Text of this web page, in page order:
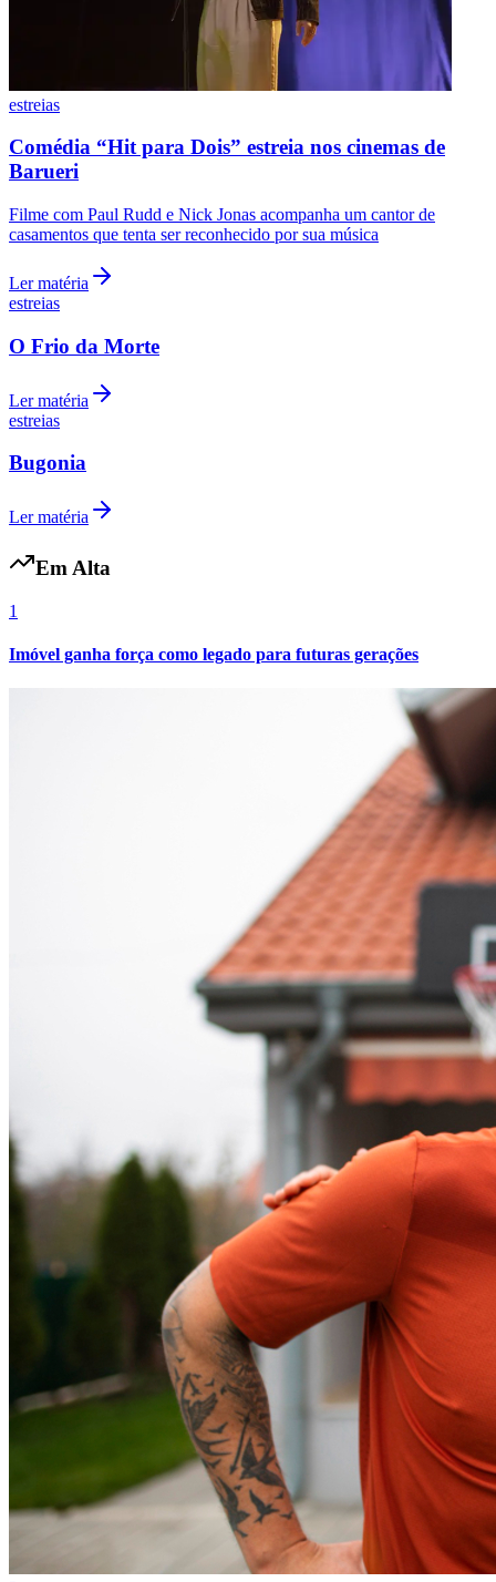
Corinthians
estreias
Comédia “Hit para Dois” estreia nos cinemas de
Barueri
Filme com Paul Rudd e Nick Jonas acompanha um cantor de
casamentos que tenta ser reconhecido por sua música
Ler matéria
estreias
O Frio da Morte
Ler matéria
estreias
Bugonia
Ler matéria
Em Alta
1
Imóvel ganha força como legado para futuras gerações